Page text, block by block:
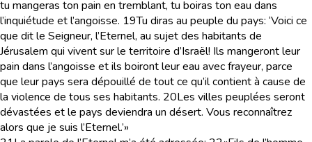
tu mangeras ton pain en tremblant, tu boiras ton eau dans
l’inquiétude et l’angoisse. 19Tu diras au peuple du pays: ‘Voici ce
que dit le Seigneur, l’Eternel, au sujet des habitants de
Jérusalem qui vivent sur le territoire d’Israël! Ils mangeront leur
pain dans l’angoisse et ils boiront leur eau avec frayeur, parce
que leur pays sera dépouillé de tout ce qu’il contient à cause de
la violence de tous ses habitants. 20Les villes peuplées seront
dévastées et le pays deviendra un désert. Vous reconnaîtrez
alors que je suis l’Eternel.’»